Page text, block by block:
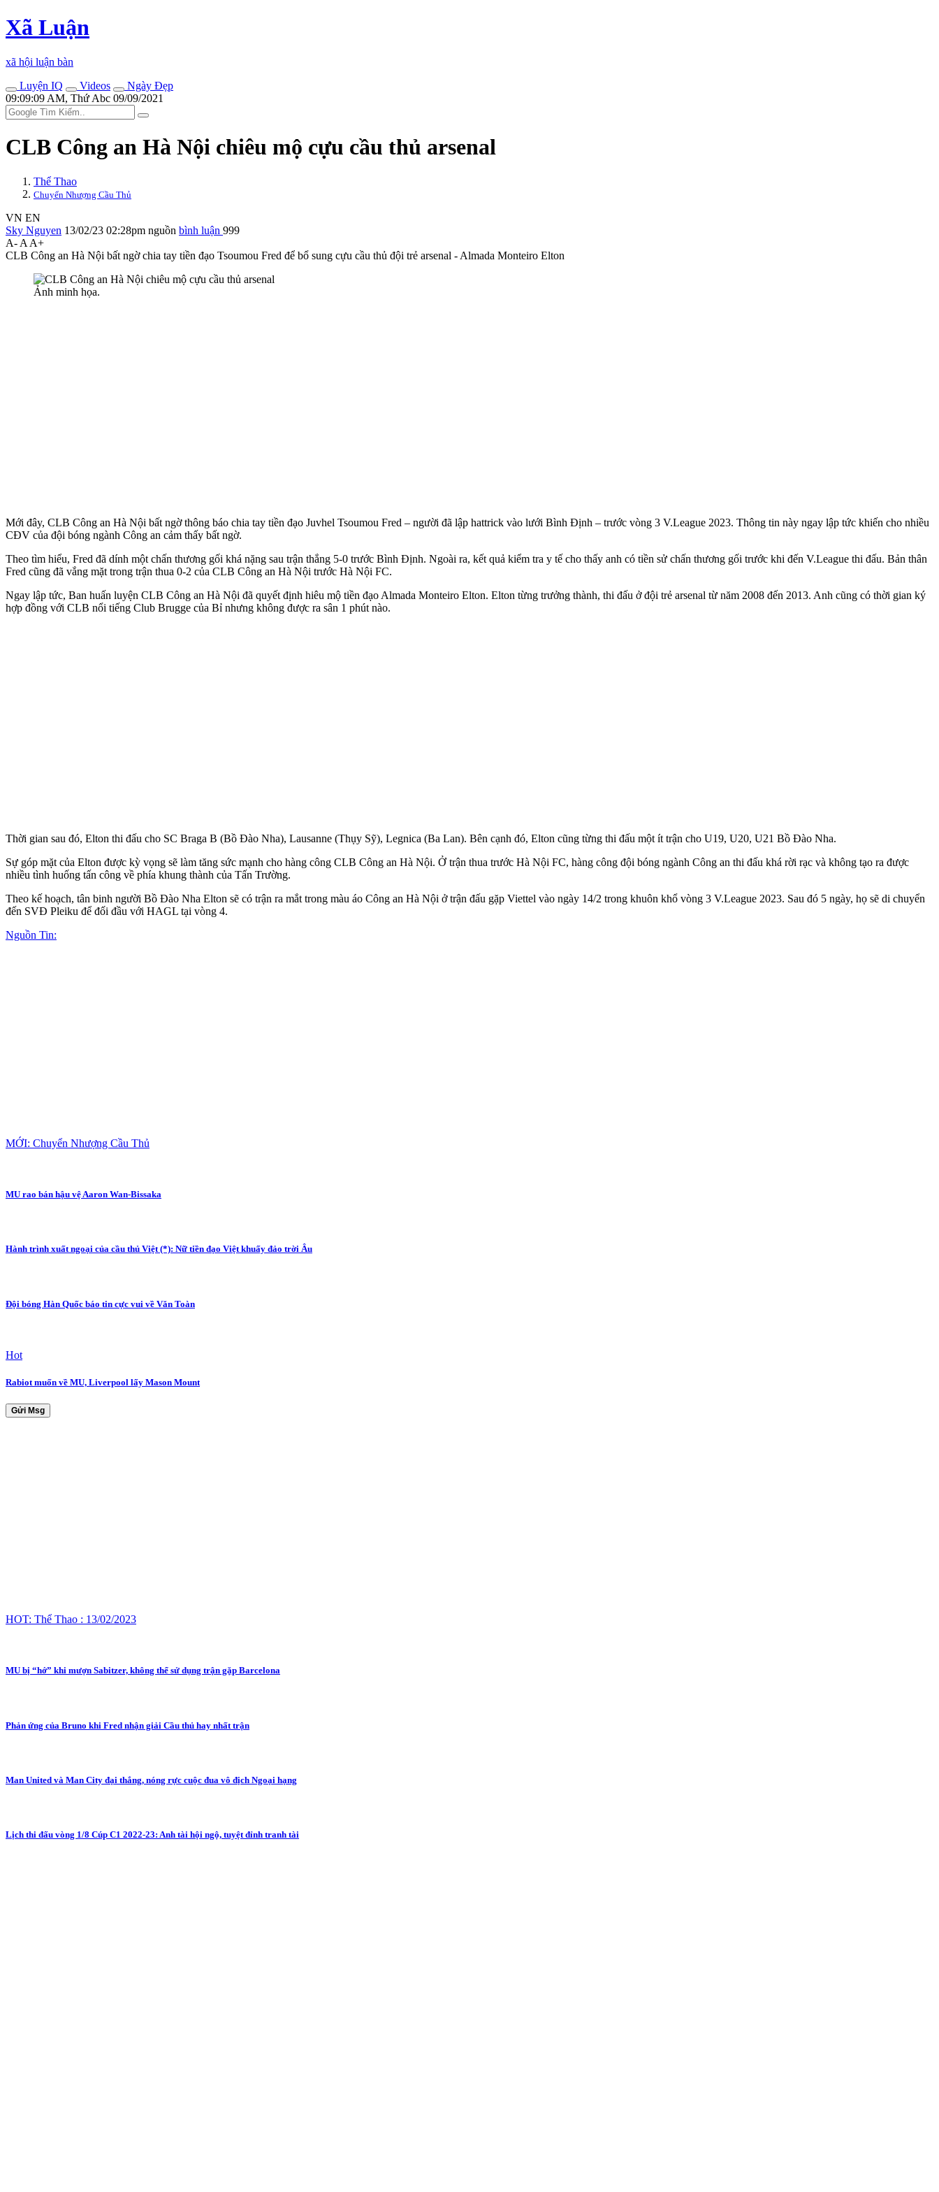
Xã Luận
xã hội luận bàn
Luyện IQ
Videos
Ngày Đẹp
09:09:09 AM, Thứ Abc 09/09/2021
CLB Công an Hà Nội chiêu mộ cựu cầu thủ ars‌enal
Thể Thao
Chuyển Nhượng Cầu Thủ
VN EN
Sky Nguyen 13/02/23 02:28pm nguồn bình luận 999
A- A A+
CLB Công an Hà Nội bất ngờ chia tay tiền đạo Tsoumou Fred để bổ sung cựu cầu thủ đội trẻ ars‌enal - Almada Monteiro Elton
Ảnh minh họa.
Mới đây, CLB Công an Hà Nội bất ngờ thông báo chia tay tiền đạo Juvhel Tsoumou Fred – người đã lập hattrick vào lưới Bình Định – trước vòng 3 V.League 2023. Thông tin này ngay lập tức khiến cho nhiều
CĐV của đội bóng ngành Công an cảm thấy bất ngờ.
Theo tìm hiểu, Fred đã dính một chấn thương gối khá nặng sau trận thắng 5-0 trước Bình Định. Ngoài ra, kết quả kiểm tra y tế cho thấy anh có tiền sử chấn thương gối trước khi đến V.League thi đấu. Bản thân
Fred cũng đã vắng mặt trong trận thua 0-2 của CLB Công an Hà Nội trước Hà Nội FC.
Ngay lập tức, Ban huấn luyện CLB Công an Hà Nội đã quyết định hiêu mộ tiền đạo Almada Monteiro Elton. Elton từng trưởng thành, thi đấu ở đội trẻ ars‌enal từ năm 2008 đến 2013. Anh cũng có thời gian ký
hợp đồng với CLB nổi tiếng Club Brugge của Bỉ nhưng không được ra sân 1 phút nào.
Thời gian sau đó, Elton thi đấu cho SC Braga B (Bồ Đào Nha), Lausanne (Thụy Sỹ), Legnica (Ba Lan). Bên cạnh đó, Elton cũng từng thi đấu một ít trận cho U19, U20, U21 Bồ Đào Nha.
Sự góp mặt của Elton được kỳ vọng sẽ làm tăng sức mạnh cho hàng công CLB Công an Hà Nội. Ở trận thua trước Hà Nội FC, hàng công đội bóng ngành Công an thi đấu khá rời rạc và không tạo ra được
nhiều tình huống tấn công về phía khung thành của Tấn Trường.
Theo kế hoạch, tân binh người Bồ Đào Nha Elton sẽ có trận ra mắt trong màu áo Công an Hà Nội ở trận đấu gặp Viettel vào ngày 14/2 trong khuôn khổ vòng 3 V.League 2023. Sau đó 5 ngày, họ sẽ di chuyển
đến SVĐ Pleiku để đối đầu với HAGL tại vòng 4.
Nguồn Tin:
MỚI: Chuyển Nhượng Cầu Thủ
MU rao bán hậu vệ Aaron Wan-Bissaka
Hành trình xuất ngoại của cầu thủ Việt (*): Nữ tiền đạo Việt khuấy đảo trời Âu
Đội bóng Hàn Quốc báo tin cực vui về Văn Toàn
Hot
Rabiot muốn về MU, Liverpool lấy Mason Mount
Gửi Msg
HOT: Thể Thao : 13/02/2023
MU bị “hớ” khi mượn Sabitzer, không thể sử dụng trận gặp Barcelona
Phản ứng của Bruno khi Fred nhận giải Cầu thủ hay nhất trận
Man United và Man City đại thắng, nóng rực cuộc đua vô địch Ngoại hạng
Lịch thi đấu vòng 1/8 Cúp C1 2022-23: Anh tài hội ngộ, tuyệt đỉnh tranh tài